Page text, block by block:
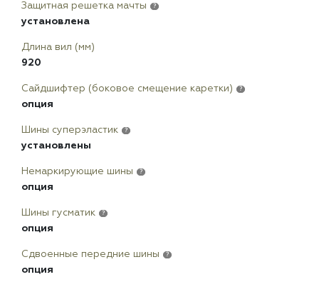
Защитная решетка мачты ?
установлена
Длина вил (мм)
920
Сайдшифтер (боковое смещение каретки) ?
опция
Шины суперэластик ?
установлены
Немаркирующие шины ?
опция
Шины гусматик ?
опция
Сдвоенные передние шины ?
опция